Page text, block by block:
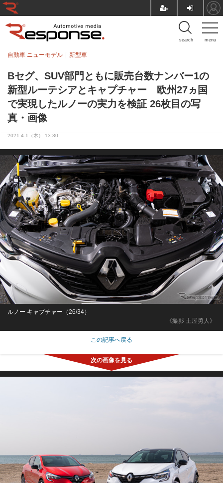
menu
search
Bセグ、SUV部門ともに販売台数ナンバー1の
新型ルーテシアとキャプチャー 欧州27ヵ国
で実現したルノーの実力を検証 26枚目の写
真・画像
自動車 ニューモデル 新型車
2021.4.1（木） 13:30
《撮影 土屋勇人》
ルノー キャプチャー（26/34）
この記事へ戻る